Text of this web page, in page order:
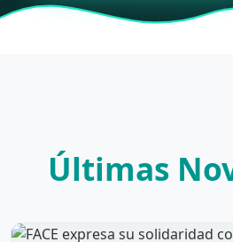
Últimas